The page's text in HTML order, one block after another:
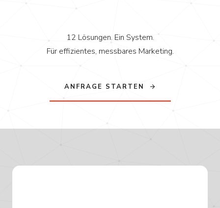
12 Lösungen. Ein System.
Für effizientes, messbares Marketing.
ANFRAGE STARTEN